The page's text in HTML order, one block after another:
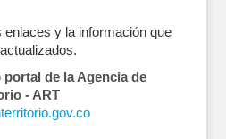
enlaces y la información que
portal de la Agencia de
- ART